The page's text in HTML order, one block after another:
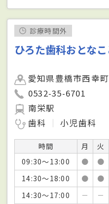
診療時間外
ひろた歯科おとな
愛知県豊橋市西幸
0532-35-6701
南栄駅
歯科
小児歯科
時間 月 火
09:30～13:00
● ●
14:30～18:00
● ●
14:30～17:00
－ －